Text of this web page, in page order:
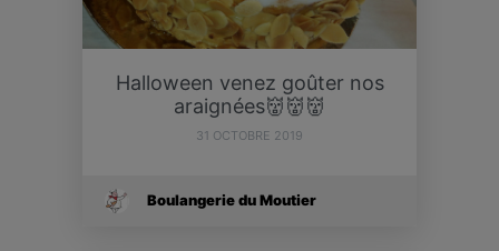
Halloween venez goûter nos
araignées👹👹👹
31 OCTOBRE 2019
Boulangerie du Moutier